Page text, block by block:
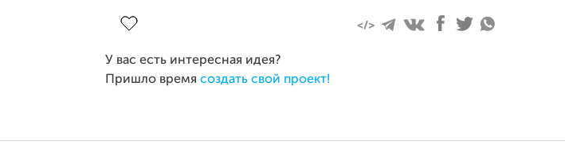
У вас есть интересная идея?
Пришло время создать свой проект!